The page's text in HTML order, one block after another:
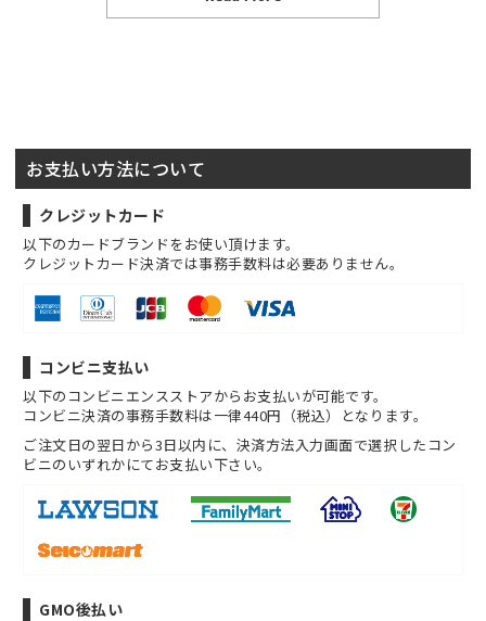
お支払い方法について
クレジットカード
以下のカードブランドをお使い頂けます。
クレジットカード決済では事務手数料は必要ありません。
コンビニ支払い
以下のコンビニエンスストアからお支払いが可能です。
コンビニ決済の事務手数料は一律440円（税込）となります。
ご注文日の翌日から3日以内に、決済方法入力画面で選択したコン
ビニのいずれかにてお支払い下さい。
GMO後払い